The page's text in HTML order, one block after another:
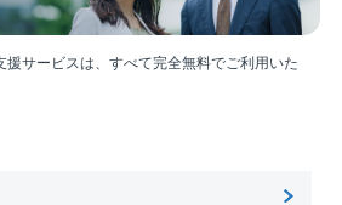
サービスは、すべて完全無料でご利用いた